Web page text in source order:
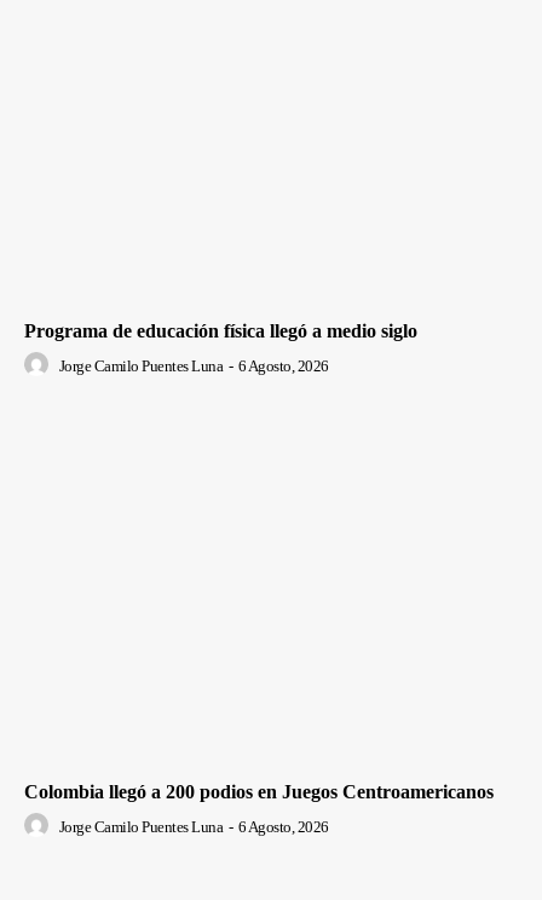
Programa de educación física llegó a medio siglo
Jorge Camilo Puentes Luna - 6 Agosto, 2026
Colombia llegó a 200 podios en Juegos Centroamericanos
Jorge Camilo Puentes Luna - 6 Agosto, 2026